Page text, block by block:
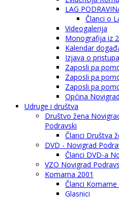
LAG
Članci o
Videogalerija
Monografija iz
Kalendar
Izjava o
Zaposli pa
Zaposli pa
Zaposli pa
Općina
Udruge i društva
Društvo žena
Podravski
Članci Društva
DVD - Novigrad
Članci DVD-a
VZO Novigrad
Komarna 2001
Članci Komarne
Glasnici